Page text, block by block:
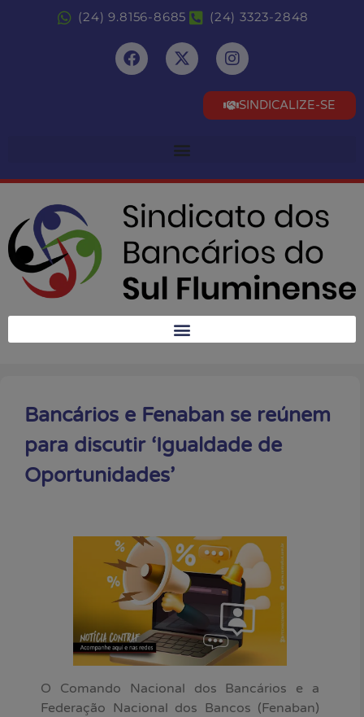
(24) 9.8156-8685 (24) 3323-2848
SINDICALIZE-SE
Bancários e Fenaban se reúnem
para discutir ‘Igualdade de
Oportunidades’
O Comando Nacional dos Bancários e a
Federação Nacional dos Bancos (Fenaban)